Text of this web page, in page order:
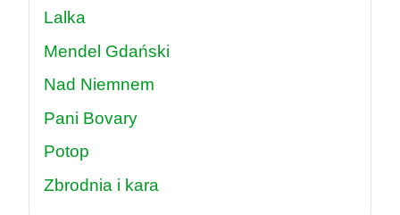
Lalka
Mendel Gdański
Nad Niemnem
Pani Bovary
Potop
Zbrodnia i kara